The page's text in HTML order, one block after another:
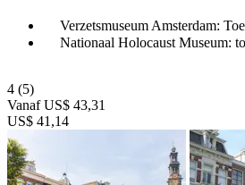
Verzetsmuseum Amsterdam:
Nationaal Holocaust Museum:
4 (5)
Vanaf US$ 43,31
US$ 41,14